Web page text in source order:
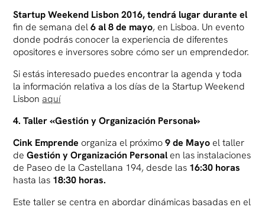
Startup Weekend Lisbon 2016,tendrá lugar durante el
fin de semana del6 al 8 de mayo, en Lisboa. Un evento
donde podrás conocer la experiencia de diferentes
opositores e inversores sobre cómo ser un emprendedor.
Si estás interesado puedes encontrar la agenda y toda
la información relativa a los días de la Startup Weekend
Lisbon aquí
4. Taller «Gestión y Organización Personal»
Cink Emprende organiza el próximo9 de Mayo el taller
deGestión y Organización Personal en las instalaciones
de Paseo de la Castellana 194, desde las 16:30 horas
hasta las 18:30 horas.
Este taller se centra en abordar dinámicas basadas en el